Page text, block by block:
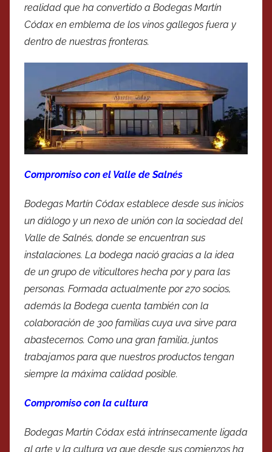
realidad que ha convertido a Bodegas Martín
Códax en emblema de los vinos gallegos fuera y
dentro de nuestras fronteras.
Compromiso con el Valle de Salnés
Bodegas Martín Códax establece desde sus inicios
un diálogo y un nexo de unión con la sociedad del
Valle de Salnés, donde se encuentran sus
instalaciones. La bodega nació gracias a la idea
de un grupo de viticultores hecha por y para las
personas. Formada actualmente por 270 socios,
además la Bodega cuenta también con la
colaboración de 300 familias cuya uva sirve para
abastecernos. Como una gran familia, juntos
trabajamos para que nuestros productos tengan
siempre la máxima calidad posible.
Compromiso con la cultura
Bodegas Martín Códax está intrínsecamente ligada
al arte y la cultura ya que desde sus comienzos ha